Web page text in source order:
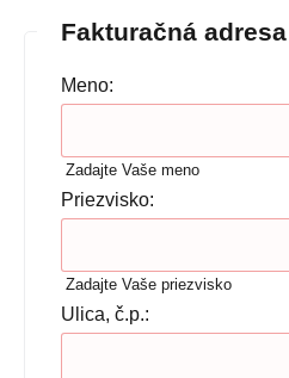
Fakturačná adresa
Meno:
Zadajte Vaše meno
Priezvisko:
Zadajte Vaše priezvisko
Ulica, č.p.: